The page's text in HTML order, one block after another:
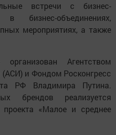
встречи с бизнес-
бизнес-объединениях,
мероприятиях, а также
Агентством
(АСИ) и Фондом Росконгресс
РФ Владимира Путина.
брендов реализуется
«Малое и среднее